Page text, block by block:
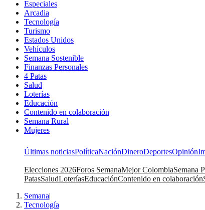
Especiales
Arcadia
Tecnología
Turismo
Estados Unidos
Vehículos
Semana Sostenible
Finanzas Personales
4 Patas
Salud
Loterías
Educación
Contenido en colaboración
Semana Rural
Mujeres
Últimas noticiasPolíticaNaciónDineroDeportesOpinión
Elecciones 2026Foros SemanaMejor ColombiaSemana
PatasSaludLoteríasEducaciónContenido en colaboración
Semana|
Tecnología